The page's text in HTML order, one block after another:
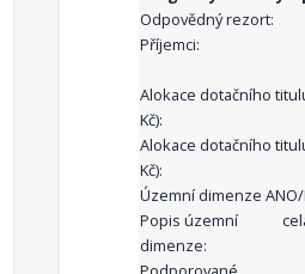
Odpovědný rezort:
Příjemci:
Alokace dotačního
Kč):
Alokace dotačního
Kč):
Územní dimenze ANO/
Popis územní
dimenze: